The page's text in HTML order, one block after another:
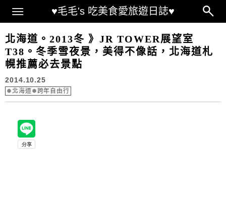
♥毛毛's 吃美食愛旅遊日誌♥
Main Menu
北海道。2013冬 》JR TOWER展望室
T38。冬季雪夜景，美得不像話，北海道札
幌推薦必去景點
2014.10.25
❅北海道❅跨年自由行